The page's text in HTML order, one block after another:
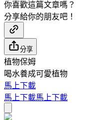
你喜歡這篇文章嗎？
分享給你的朋友吧！
分享
植物保姆
喝水養成可愛植物
馬上下載
馬上下載馬上下載